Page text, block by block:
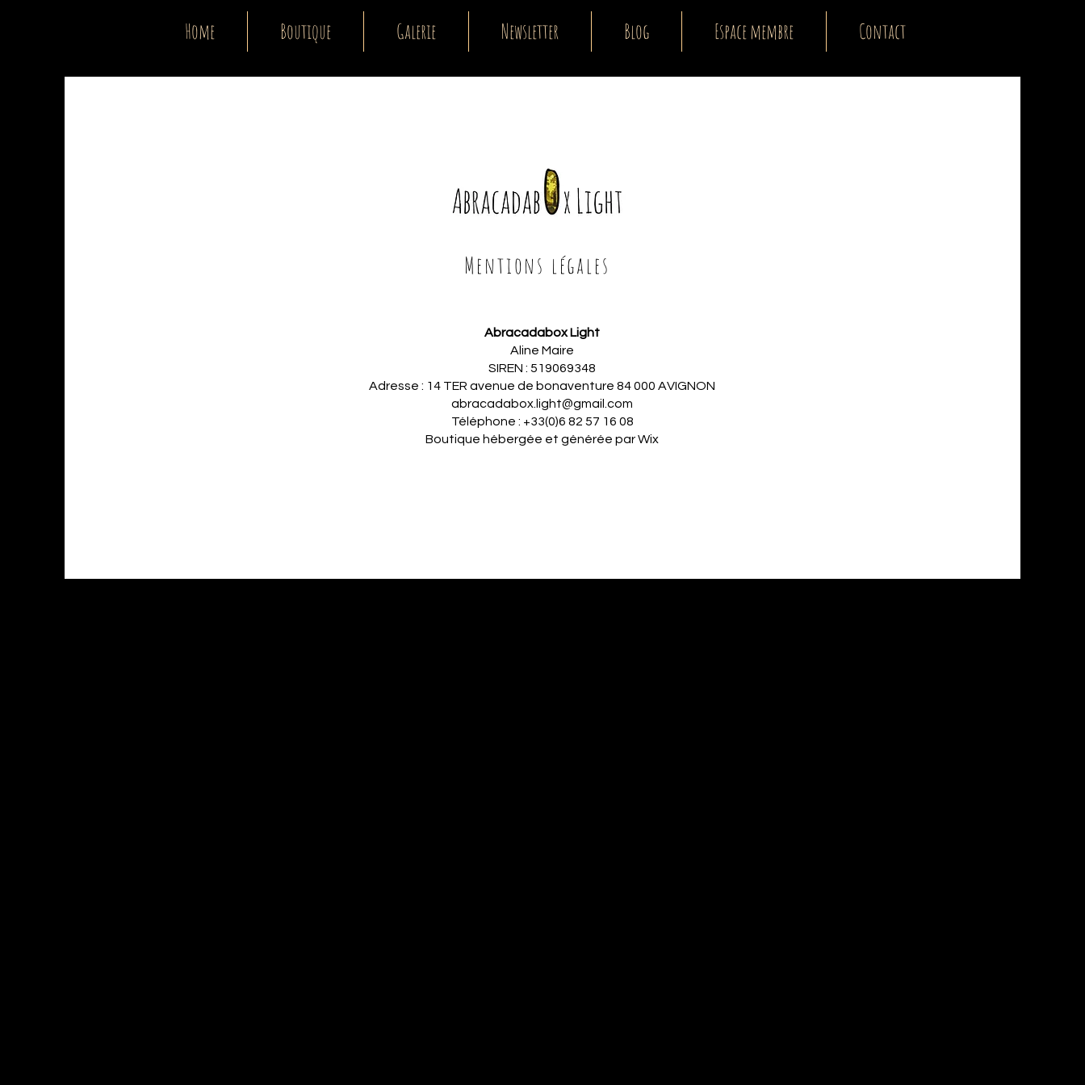
Home Boutique Galerie Newsletter Blog Espace membre Contact
Mentions légales
Abracadabox Light
Aline Maire
SIREN : 519069348
Adresse : 14 TER avenue de bonaventure 84 000 AVIGNON
abracadabox.light@gmail.com
Téléphone : +33(0)6 82 57 16 08
Boutique hébergée et générée par Wix